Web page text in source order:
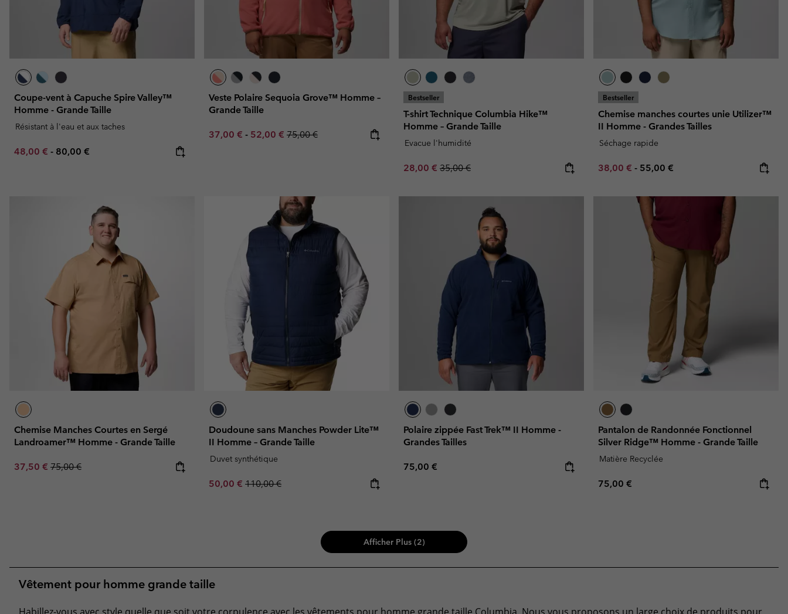
Coupe-vent à Capuche Spire Valley™
Homme - Grande Taille
Résistant à l'eau et aux taches
Minimum sale price:
48,00 € - Maximum price:
80,00 €
Veste Polaire Sequoia Grove™ Homme –
Grande Taille
Minimum sale price:
37,00 € - Maximum sale price:
52,00 € Regular price:
75,00 €
Bestseller
T-shirt Technique Columbia Hike™
Homme – Grande Taille
Evacue l'humidité
Sale price:
28,00 € Regular price:
35,00 €
Bestseller
Chemise manches courtes unie Utilizer™
II Homme - Grandes Tailles
Séchage rapide
Minimum sale price:
38,00 € - Maximum price:
55,00 €
Chemise Manches Courtes en Sergé
Landroamer™ Homme - Grande Taille
Sale price:
37,50 € Regular price:
75,00 €
Doudoune sans Manches Powder Lite™
II Homme – Grande Taille
Duvet synthétique
Sale price:
50,00 € Regular price:
110,00 €
Polaire zippée Fast Trek™ II Homme -
Grandes Tailles
Regular price:
75,00 €
Pantalon de Randonnée Fonctionnel
Silver Ridge™ Homme - Grande Taille
Matière Recyclée
Regular price:
75,00 €
Afficher Plus (2)
Vêtement pour homme grande taille